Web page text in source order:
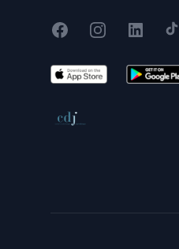
FacebookInstagram
X
App Store Google
Conseil de